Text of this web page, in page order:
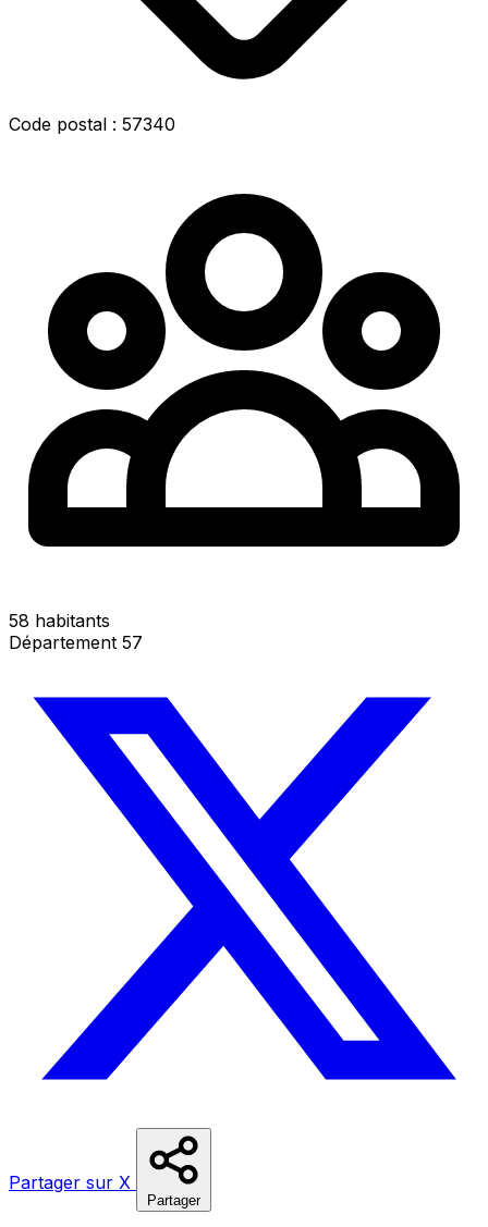
Code postal : 57340
58 habitants
Département 57
Partager sur X
Partager